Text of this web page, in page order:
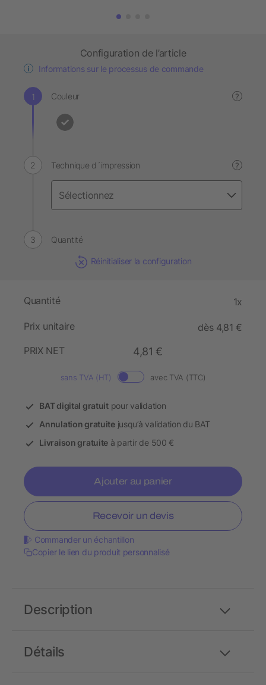
Configuration de l’article
Informations sur le processus de commande
Couleur ?
Technique d´impression ?
Quantité
Réinitialiser la configuration
Quantité 1x
Prix unitaire
dès 4,81 €
PRIX NET
4,81 €
sans TVA (HT) avec TVA (TTC)
BAT digital gratuitpour validation
Annulation gratuitejusqu’à validation du BAT
Livraison gratuite à partir de 500 €
Ajouter au panier
Recevoir un devis
Commander un échantillon
Copier le lien du produit personnalisé
Détails
Description